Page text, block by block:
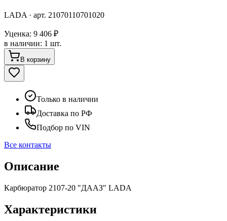
LADA · арт. 21070110701020
Уценка: 9 406 ₽
в наличии: 1 шт.
В корзину
Только в наличии
Доставка по РФ
Подбор по VIN
Все контакты
Описание
Карбюратор 2107-20 "ДААЗ" LADA
Характеристики